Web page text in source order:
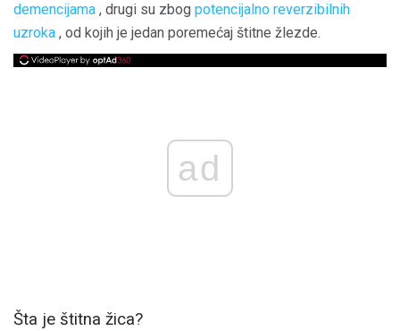
demencijama , drugi su zbog potencijalno reverzibilnih
uzroka , od kojih je jedan poremećaj štitne žlezde.
ad
Šta je štitna žica?